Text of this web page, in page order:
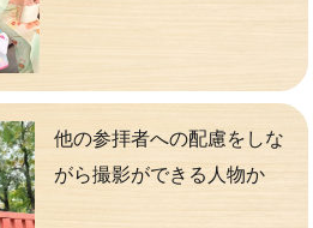
他の参拝者への配慮をしな
がら撮影ができる人物か